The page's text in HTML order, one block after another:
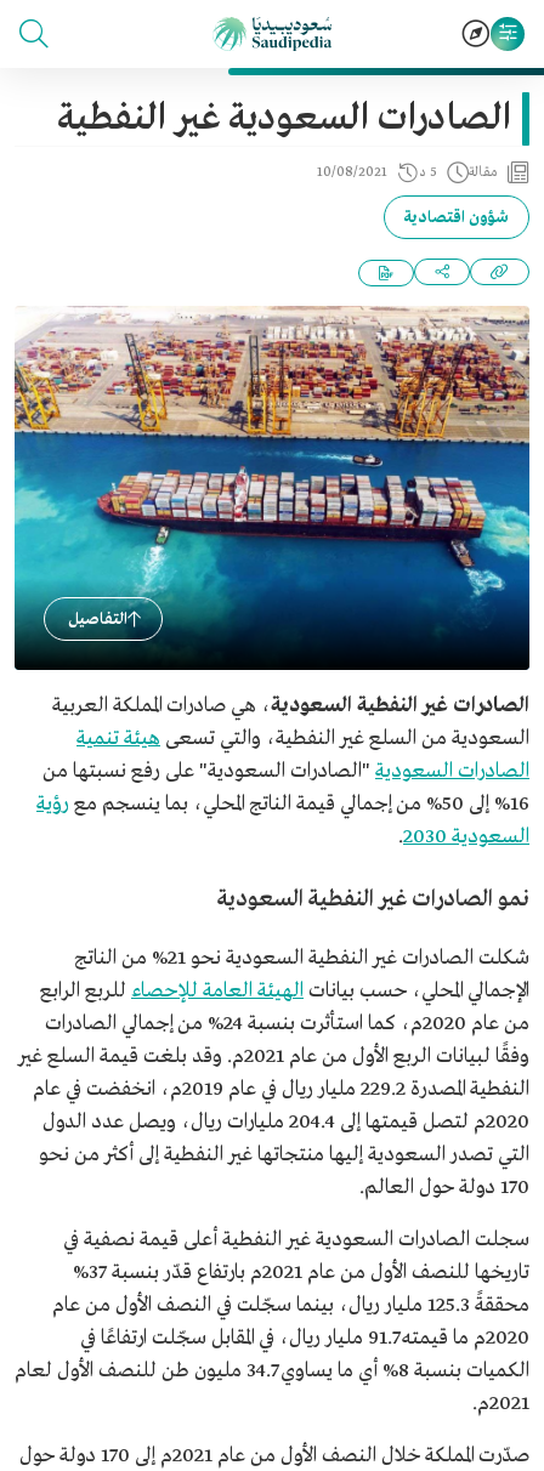
الصادرات السعودية غير النفطية
مقالة 5 د 10/08/2021
شؤون اقتصادية
التفاصيل
الصادرات غير النفطية السعودية، هي صادرات المملكة العربية
السعودية من السلع غير النفطية، والتي تسعى هيئة تنمية
الصادرات السعودية "الصادرات السعودية" على رفع نسبتها من
16% إلى 50% من إجمالي قيمة الناتج المحلي، بما ينسجم مع
رؤية
السعودية 2030
.
نمو الصادرات غير النفطية السعودية
شكلت الصادرات غير النفطية السعودية نحو 21% من الناتج
الإجمالي المحلي، حسب بيانات الهيئة العامة للإحصاء للربع الرابع
من عام 2020م، كما استأثرت بنسبة 24% من إجمالي الصادرات
وفقًا لبيانات الربع الأول من عام 2021م. وقد بلغت قيمة السلع غير
النفطية المصدرة 229.2 مليار ريال في عام 2019م، انخفضت في عام
2020م لتصل قيمتها إلى 204.4 مليارات ريال، ويصل عدد الدول
التي تصدر السعودية إليها منتجاتها غير النفطية إلى أكثر من نحو
170 دولة حول العالم.
سجلت الصادرات السعودية غير النفطية أعلى قيمة نصفية في
تاريخها للنصف الأول من عام 2021م بارتفاع قدّر بنسبة 37%
محققةً 125.3 مليار ريال، بينما سجّلت في النصف الأول من عام
2020م ما قيمته 91.7 مليار ريال، في المقابل سجّلت ارتفاعًا في
الكميات بنسبة 8% أي ما يساوي 34.7 مليون طن للنصف الأول لعام
2021م.
صدّرت المملكة خلال النصف الأول من عام 2021م إلى 170 دولة حول